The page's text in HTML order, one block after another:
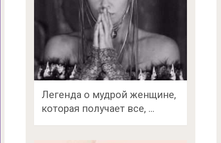
Легенда о мудрой женщине,
которая получает все, …